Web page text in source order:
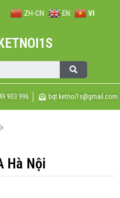
ZH-CN EN VI
903 996 bqt.ketnoi1s@gmail.com
Hà Nội